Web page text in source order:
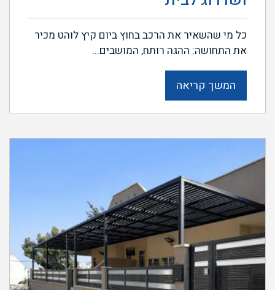
כל מי שהשאיר את הרכב בחוץ ביום קיץ לוהט מכיר
את התחושה: ההגה רותח, המושבים...
המשך קריאה